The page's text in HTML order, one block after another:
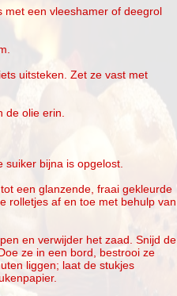
met een vleeshamer of deegrol
uitsteken. Zet ze vast met
de olie erin.
bijna is opgelost.
een glanzende, fraai gekleurde
rolletjes af en toe met behulp van
en verwijder het zaad. Snijd de
ze in een bord, bestrooi ze
liggen; laat de stukjes